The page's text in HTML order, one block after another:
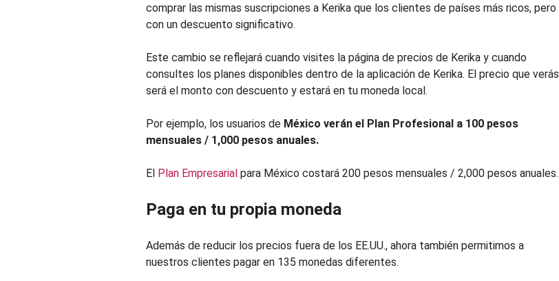
comprar las mismas suscripciones a Kerika que los clientes de países más ricos, pero
con un descuento significativo.
Este cambio se reflejará cuando visites la página de precios de Kerika y cuando
consultes los planes disponibles dentro de la aplicación de Kerika. El precio que verás
será el monto con descuento y estará en tu moneda local.
Por ejemplo, los usuarios de México verán el Plan Profesional a 100 pesos
mensuales / 1,000 pesos anuales.
El Plan Empresarial para México costará 200 pesos mensuales / 2,000 pesos anuales.
Paga en tu propia moneda
Además de reducir los precios fuera de los EE.UU., ahora también permitimos a
nuestros clientes pagar en 135 monedas diferentes.